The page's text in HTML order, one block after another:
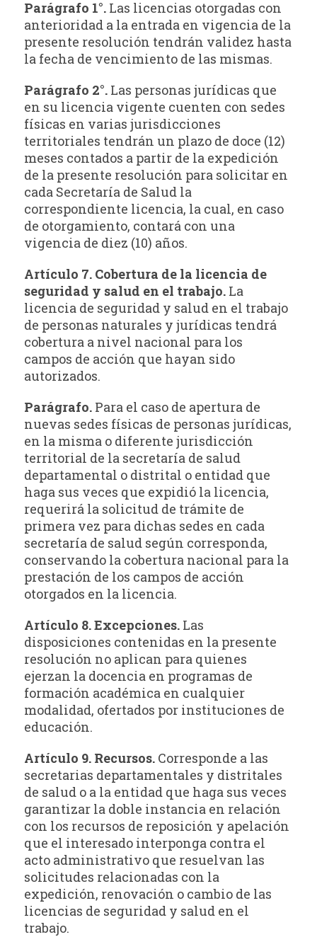
Parágrafo 1°. Las licencias otorgadas con
anterioridad a la entrada en vigencia de la
presente resolución tendrán validez hasta
la fecha de vencimiento de las mismas.
Parágrafo 2°. Las personas jurídicas que
en su licencia vigente cuenten con sedes
físicas en varias jurisdicciones
territoriales tendrán un plazo de doce (12)
meses contados a partir de la expedición
de la presente resolución para solicitar en
cada Secretaría de Salud la
correspondiente licencia, la cual, en caso
de otorgamiento, contará con una
vigencia de diez (10) años.
Artículo 7. Cobertura de la licencia de
seguridad y salud en el trabajo. La
licencia de seguridad y salud en el trabajo
de personas naturales y jurídicas tendrá
cobertura a nivel nacional para los
campos de acción que hayan sido
autorizados.
Parágrafo. Para el caso de apertura de
nuevas sedes físicas de personas jurídicas,
en la misma o diferente jurisdicción
territorial de la secretaría de salud
departamental o distrital o entidad que
haga sus veces que expidió la licencia,
requerirá la solicitud de trámite de
primera vez para dichas sedes en cada
secretaría de salud según corresponda,
conservando la cobertura nacional para la
prestación de los campos de acción
otorgados en la licencia.
Artículo 8. Excepciones. Las
disposiciones contenidas en la presente
resolución no aplican para quienes
ejerzan la docencia en programas de
formación académica en cualquier
modalidad, ofertados por instituciones de
educación.
Artículo 9. Recursos. Corresponde a las
secretarias departamentales y distritales
de salud o a la entidad que haga sus veces
garantizar la doble instancia en relación
con los recursos de reposición y apelación
que el interesado interponga contra el
acto administrativo que resuelvan las
solicitudes relacionadas con la
expedición, renovación o cambio de las
licencias de seguridad y salud en el
trabajo.